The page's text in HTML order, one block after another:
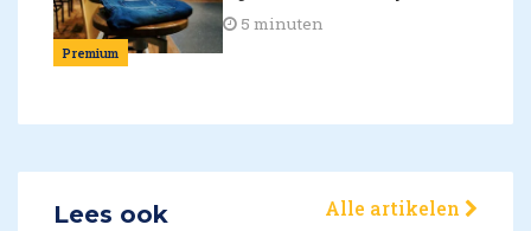
Premium
5 minuten
Lees ook Alle artikelen